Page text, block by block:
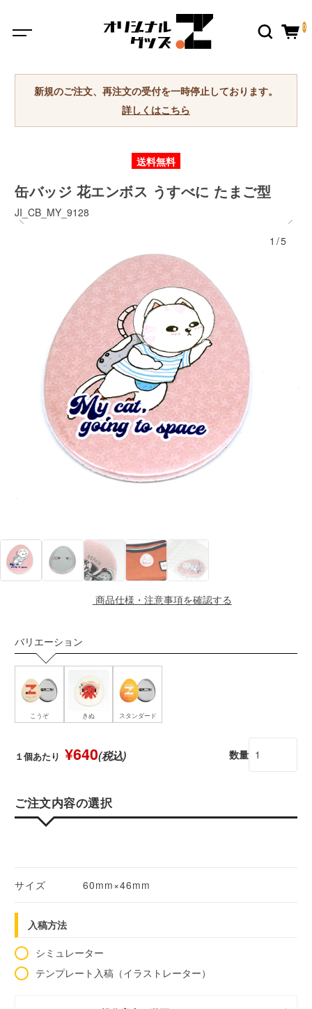
0
新規のご注文、再注文の受付を一時停止しております。
詳しくはこちら
送料無料
缶バッジ 花エンボス うすべに たまご型
JI_CB_MY_9128
1/5
商品仕様・注意事項を確認する
バリエーション
こうぞ きぬ スタンダード
１個あたり ¥640(税込) 数量
ご注文内容の選択
サイズ 60mm×46mm
入稿方法
シミュレーター
テンプレート入稿（イラストレーター）